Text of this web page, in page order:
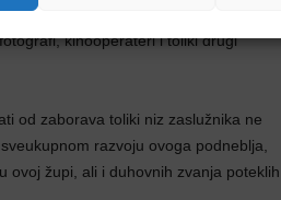
u raznim društvenim i gospodarskim
kinooperateri i toliki drugi
od zaborava toliki niz zaslužnika ne
razvoju ovoga podneblja,
ovoj župi, ali i duhovnih zvanja poteklih